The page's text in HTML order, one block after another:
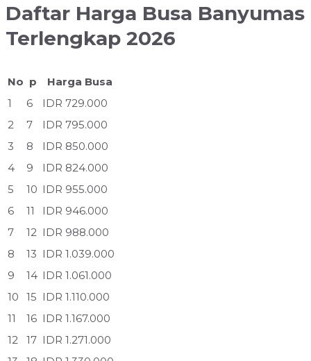
Daftar Harga Busa Banyumas
Terlengkap 2026
No p
Harga Busa
1
6
IDR 729.000
2
7
IDR 795.000
3
8
IDR 850.000
4
9
IDR 824.000
5
10 IDR 955.000
6
11
IDR 946.000
7
12 IDR 988.000
8
13 IDR 1.039.000
9
14 IDR 1.061.000
10
15 IDR 1.110.000
11
16 IDR 1.167.000
12
17 IDR 1.271.000